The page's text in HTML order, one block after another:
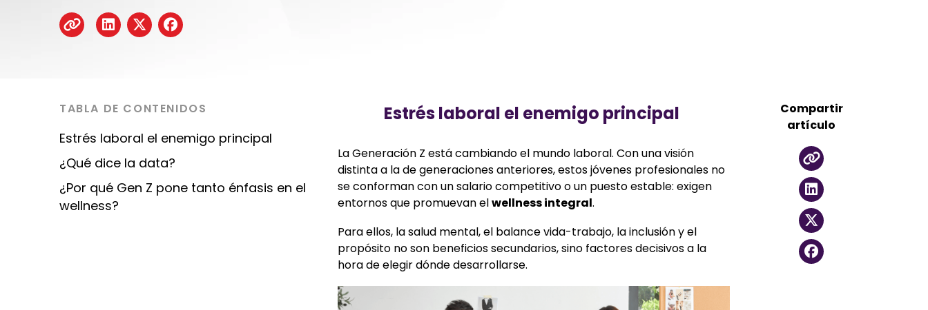
TABLA DE CONTENIDOS
Estrés laboral el enemigo principal
¿Qué dice la data?
¿Por qué Gen Z pone tanto énfasis en el
wellness?
Estrés laboral el enemigo principal
La Generación Z está cambiando el mundo laboral. Con una visión
distinta a la de generaciones anteriores, estos jóvenes profesionales no
se conforman con un salario competitivo o un puesto estable: exigen
entornos que promuevan elwellness integral.
Para ellos, la salud mental, el balance vida-trabajo, la inclusión y el
propósito no son beneficios secundarios, sino factores decisivos a la
hora de elegir dónde desarrollarse.
Compartir
artículo